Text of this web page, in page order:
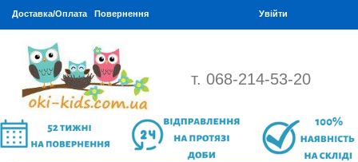
Доставка/Оплата Повернення Увійти
т. 068-214-53-20